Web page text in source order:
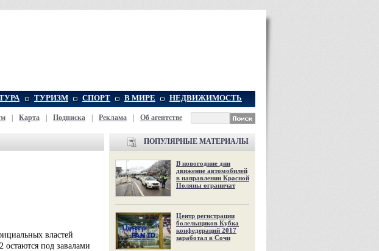
ТУРИЗМ СПОРТ В МИРЕ НЕДВИЖИМОСТЬ
Карта Подписка Реклама Об агентстве
властей
остаются под завалами
ПОПУЛЯРНЫЕ МАТЕРИАЛЫ
В новогодние дни
движение автомобилей
в направлении Красной
Поляны ограничат
Центр регистрации
болельщиков Кубка
конфедераций 2017
заработал в Сочи